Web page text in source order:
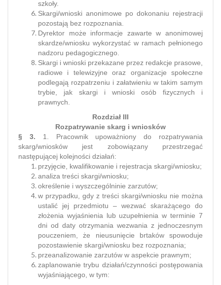
szkoły.
Skargi/wnioski anonimowe po dokonaniu rejestracji
pozostają bez rozpoznania.
Dyrektor może informacje zawarte w anonimowej
skardze/wniosku wykorzystać w ramach pełnionego
nadzoru pedagogicznego.
Skargi i wnioski przekazane przez redakcje prasowe,
radiowe i telewizyjne oraz organizacje społeczne
podlegają rozpatrzeniu i załatwieniu w takim samym
trybie, jak skargi i wnioski osób fizycznych i
prawnych.
Rozdział III
Rozpatrywanie skarg i wniosków
§ 3. 1. Pracownik upoważniony do rozpatrywania
skarg/wniosków jest zobowiązany przestrzegać
następującej kolejności działań:
przyjęcie, kwalifikowanie i rejestracja skargi/wniosku;
analiza treści skargi/wniosku;
określenie i wyszczególninie zarzutów;
w przypadku, gdy z treści skargi/wniosku nie można
ustalić jej przedmiotu – wezwać skarażącego do
złożenia wyjaśnienia lub uzupełnienia w terminie 7
dni od daty otrzymania wezwania z jednoczesnym
pouczeniem, że nieusunięcie brtaków spowoduje
pozostawienie skargi/wniosku bez rozpoznania;
przeanalizowanie zarzutów w aspekcie prawnym;
zaplanowanie trybu działań/czynności postępowania
wyjaśniającego, w tym: